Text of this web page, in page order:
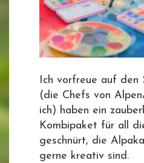
Ich vorfreue auf den
(die Chefs von
ich) haben ein
Kombipaket für all
geschnürt, die
gerne kreativ sind.